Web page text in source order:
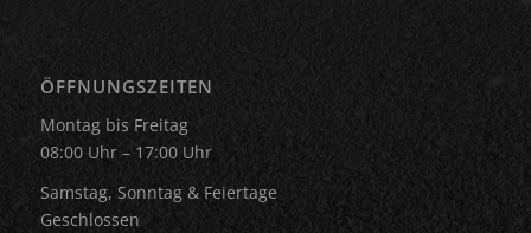
ÖFFNUNGSZEITEN
Montag bis Freitag
08:00 Uhr – 17:00 Uhr
Samstag, Sonntag & Feiertage
Geschlossen